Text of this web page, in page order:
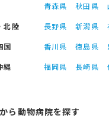
青森県 秋田県
北陸
長野県 新潟県
国
香川県 徳島県
縄
福岡県 長崎県
ら動物病院を探す